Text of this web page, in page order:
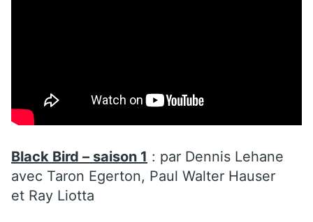
Black Bird – saison 1 : par Dennis Lehane
avec Taron Egerton, Paul Walter Hauser
et Ray Liotta